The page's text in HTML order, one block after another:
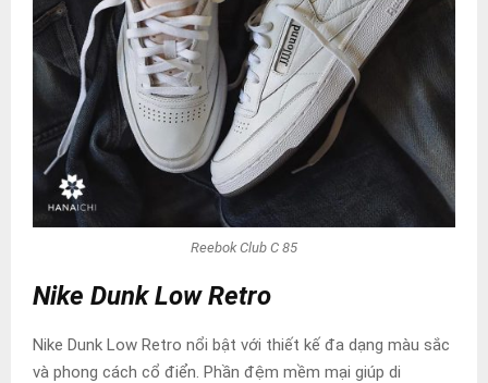
Reebok Club C 85
Nike Dunk Low Retro
Nike Dunk Low Retro nổi bật với thiết kế đa dạng màu sắc
và phong cách cổ điển. Phần đệm mềm mại giúp di